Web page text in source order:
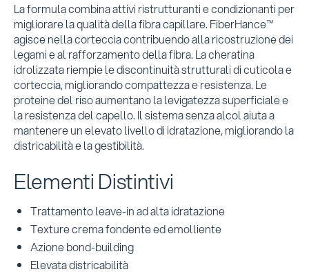
La formula combina attivi ristrutturanti e condizionanti per
migliorare la qualità della fibra capillare. FiberHance™
agisce nella corteccia contribuendo alla ricostruzione dei
legami e al rafforzamento della fibra. La cheratina
idrolizzata riempie le discontinuità strutturali di cuticola e
corteccia, migliorando compattezza e resistenza. Le
proteine del riso aumentano la levigatezza superficiale e
la resistenza del capello. Il sistema senza alcol aiuta a
mantenere un elevato livello di idratazione, migliorando la
districabilità e la gestibilità.
Elementi Distintivi
Trattamento leave-in ad alta idratazione
Texture crema fondente ed emolliente
Azione bond-building
Elevata districabilità